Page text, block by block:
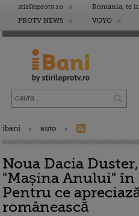
stirileprotv.ro Romania, te
PROTV NEWS
VOYO
ibani auto
Noua Dacia
"Mașina Anului" în
Pentru ce
românească